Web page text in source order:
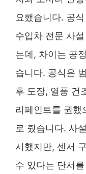
요했습니다. 공
수입차 전문 사
는데, 차이는 공
습니다. 공식은
후 도장, 열풍 건
리페인트를 권했
로 줬습니다. 사
시했지만, 센서
수 있다는 단서